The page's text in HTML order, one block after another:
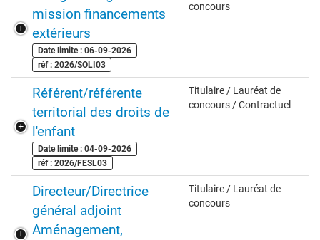
mission financements
extérieurs
Date limite : 06-09-2026
réf : 2026/SOLI03
concours
Référent/référente
territorial des droits de
l'enfant
Date limite : 04-09-2026
réf : 2026/FESL03
Titulaire / Lauréat de
concours / Contractuel
Directeur/Directrice
général adjoint
Aménagement,
Titulaire / Lauréat de
concours